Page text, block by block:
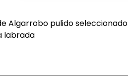
Algarrobo pulido
labrada